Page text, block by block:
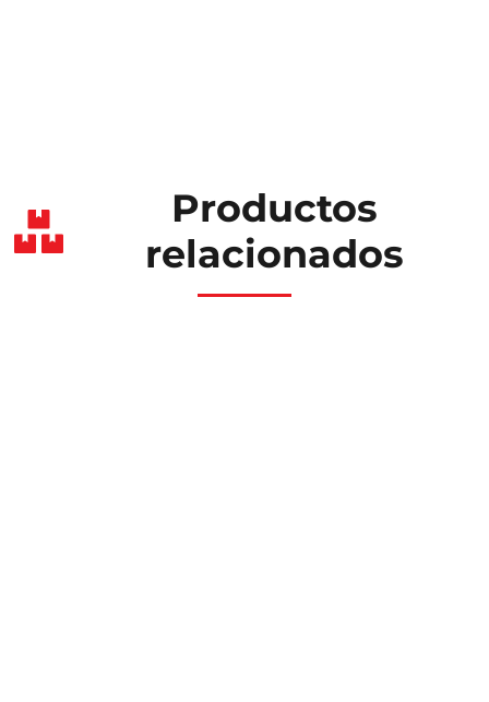
Productos
relacionados